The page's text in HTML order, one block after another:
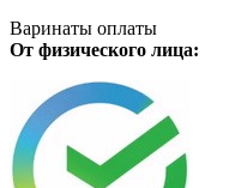
Варинаты оплаты
От физического лица: